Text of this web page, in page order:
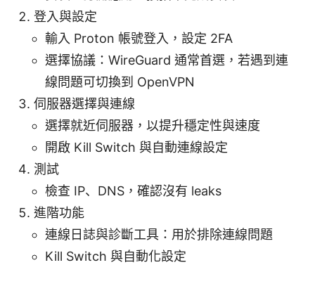
登入與設定
輸入 Proton 帳號登入，設定 2FA
選擇協議：WireGuard 通常首選，若遇到連
線問題可切換到 OpenVPN
伺服器選擇與連線
選擇就近伺服器，以提升穩定性與速度
開啟 Kill Switch 與自動連線設定
測試
檢查 IP、DNS，確認沒有 leaks
進階功能
連線日誌與診斷工具：用於排除連線問題
Kill Switch 與自動化設定